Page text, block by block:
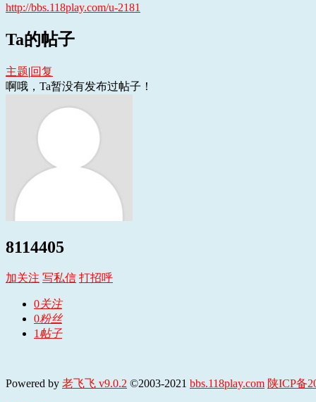
http://bbs.118play.com/u-2181
Ta的帖子
主题|回复
啊哦，Ta暂没有发布过帖子！
8114405
加关注 写私信 打招呼
0关注
0粉丝
1 帖子
Powered by 老飞飞 v9.0.2 ©2003-2021 bbs.118play.com 陕ICP备